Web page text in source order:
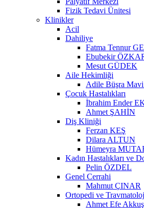
Fizik Tedavi Ünitesi
Klinikler
Acil
Dahiliye
Fatma Tennur
Ebubekir
Mesut GÜDEK
Aile Hekimliği
Adile Büşra
Çocuk Hastalıkları
İbrahim Ender
Ahmet ŞAHİN
Diş Kliniği
Ferzan KEŞ
Dilara ALTUN
Hümeyra
Kadın Hastalıkları ve
Pelin ÖZDEL
Genel Cerrahi
Mahmut ÇINAR
Ortopedi ve
Ahmet Efe Akkuş